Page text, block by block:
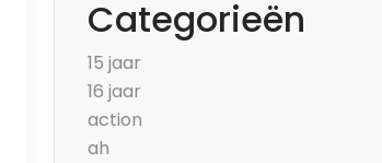
Categorieën
15 jaar
16 jaar
action
ah